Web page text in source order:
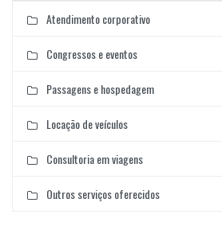
Atendimento corporativo
Congressos e eventos
Passagens e hospedagem
Locação de veículos
Consultoria em viagens
Outros serviços oferecidos